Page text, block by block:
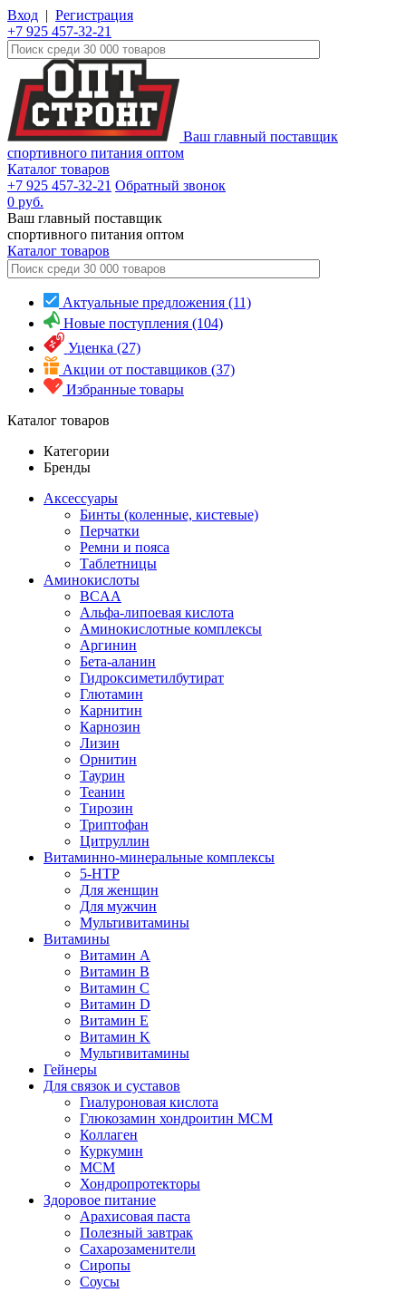
Вход | Регистрация
+7 925 457-32-21
Ваш главный поставщик
спортивного питания оптом
Каталог товаров
+7 925 457-32-21 Обратный звонок
0 руб.
Ваш главный поставщик
спортивного питания оптом
Каталог товаров
Актуальные предложения (11)
Новые поступления (104)
Уценка (27)
Акции от поставщиков (37)
Избранные товары
Каталог товаров
Категории
Бренды
Аксессуары
Бинты (коленные, кистевые)
Перчатки
Ремни и пояса
Таблетницы
Аминокислоты
BCAA
Альфа-липоевая кислота
Аминокислотные комплексы
Аргинин
Бета-аланин
Гидроксиметилбутират
Глютамин
Карнитин
Карнозин
Лизин
Орнитин
Таурин
Теанин
Тирозин
Триптофан
Цитруллин
Витаминно-минеральные комплексы
5-HTP
Для женщин
Для мужчин
Мультивитамины
Витамины
Витамин A
Витамин B
Витамин C
Витамин D
Витамин E
Витамин K
Мультивитамины
Гейнеры
Для связок и суставов
Гиалуроновая кислота
Глюкозамин хондроитин МСМ
Коллаген
Куркумин
МСМ
Хондропротекторы
Здоровое питание
Арахисовая паста
Полезный завтрак
Сахарозаменители
Сиропы
Соусы